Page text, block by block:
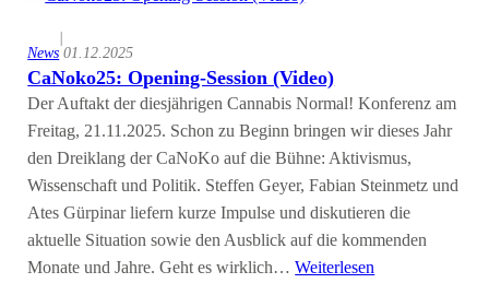
News
|
01.12.2025
CaNoko25: Opening-Session (Video)
Der Auftakt der diesjährigen Cannabis Normal! Konferenz am
Freitag, 21.11.2025. Schon zu Beginn bringen wir dieses Jahr
den Dreiklang der CaNoKo auf die Bühne: Aktivismus,
Wissenschaft und Politik. Steffen Geyer, Fabian Steinmetz und
Ates Gürpinar liefern kurze Impulse und diskutieren die
aktuelle Situation sowie den Ausblick auf die kommenden
Monate und Jahre. Geht es wirklich…Weiterlesen